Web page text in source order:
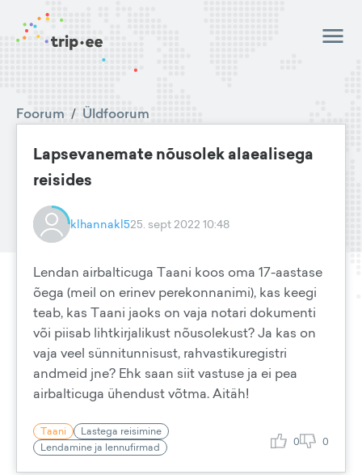
Foorum / Üldfoorum
Lapsevanemate nõusolek alaealisega
reisides
klhannakl525. sept 2022 10:48
Lendan airbalticuga Taani koos oma 17-aastase
õega (meil on erinev perekonnanimi), kas keegi
teab, kas Taani jaoks on vaja notari dokumenti
või piisab lihtkirjalikust nõusolekust? Ja kas on
vaja veel sünnitunnisust, rahvastikuregistri
andmeid jne? Ehk saan siit vastuse ja ei pea
airbalticuga ühendust võtma. Aitäh!
Taani
Lastega reisimine
Lendamine ja lennufirmad
0 0